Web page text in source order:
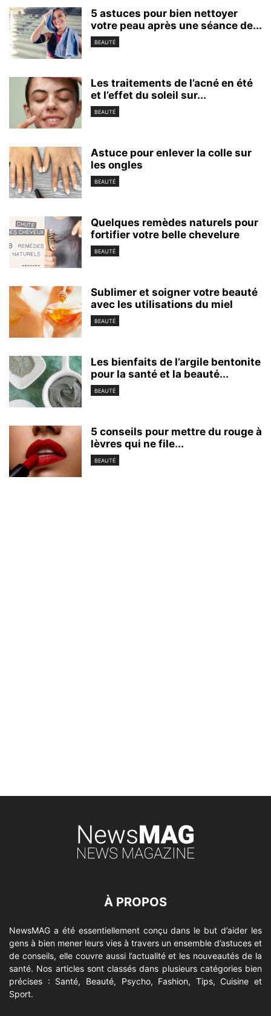
5 astuces pour bien nettoyer
votre peau après une séance de...
BEAUTÉ
Les traitements de l’acné en été
et l’effet du soleil sur...
BEAUTÉ
Astuce pour enlever la colle sur
les ongles
BEAUTÉ
Quelques remèdes naturels pour
fortifier votre belle chevelure
BEAUTÉ
Sublimer et soigner votre beauté
avec les utilisations du miel
BEAUTÉ
Les bienfaits de l’argile bentonite
pour la santé et la beauté...
BEAUTÉ
5 conseils pour mettre du rouge à
lèvres qui ne file...
BEAUTÉ
À PROPOS
NewsMAG a été essentiellement conçu dans le but d’aider les
gens à bien mener leurs vies à travers un ensemble d’astuces et
de conseils, elle couvre aussi l’actualité et les nouveautés de la
santé. Nos articles sont classés dans plusieurs catégories bien
précises : Santé, Beauté, Psycho, Fashion, Tips, Cuisine et
Sport.